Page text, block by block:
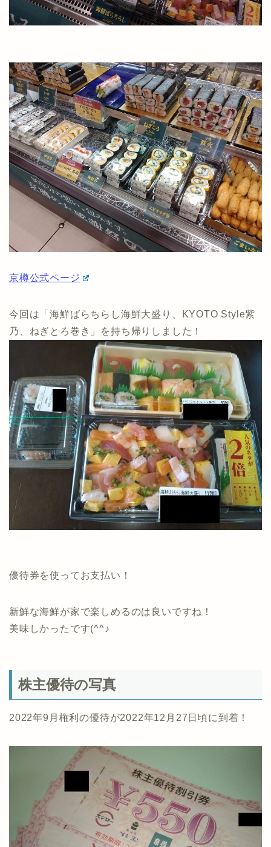
京樽公式ページ
今回は「海鮮ばらちらし海鮮大盛り、KYOTO Style紫
乃、ねぎとろ巻き」を持ち帰りしました！
優待券を使ってお支払い！
新鮮な海鮮が家で楽しめるのは良いですね！
美味しかったです(^^♪
株主優待の写真
2022年9月権利の優待が2022年12月27日頃に到着！